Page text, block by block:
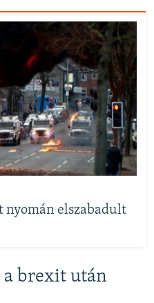
nyomán elszabadult
a brexit után